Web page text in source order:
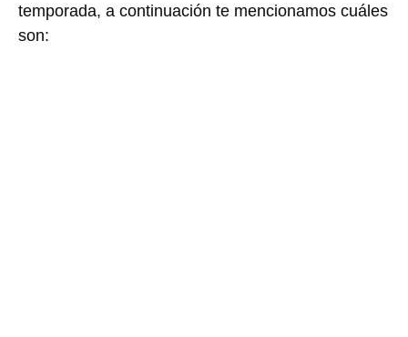
temporada, a continuación te mencionamos cuáles
son: